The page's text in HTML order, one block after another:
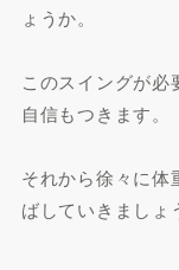
ょうか。
このスイングが
自信もつきます。
それから徐々に体
ばしていきましょ